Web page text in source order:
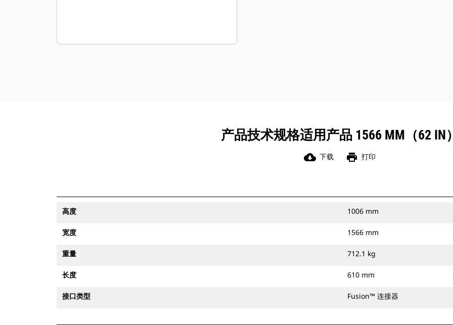
产品技术规格适用产品 1566 MM（62 IN
cloud_download 下载 print 打印
高度 1006 mm
宽度 1566 mm
重量 712.1 kg
长度 610 mm
接口类型 Fusion™ 连接器